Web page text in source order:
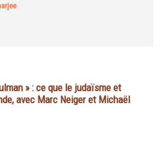
» : ce que le judaïsme et
avec Marc Neiger et Michaël